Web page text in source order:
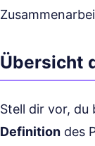
Übersicht
Stell dir vor, du
Definition des